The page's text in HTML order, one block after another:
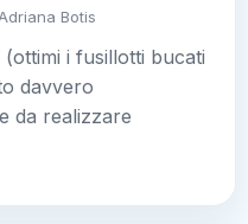
Botis
i fusillotti bucati
davvero
da realizzare